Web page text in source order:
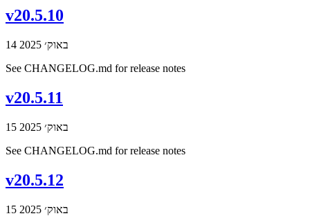
v20.5.10
14 באוק׳ 2025
See CHANGELOG.md for release notes
v20.5.11
15 באוק׳ 2025
See CHANGELOG.md for release notes
v20.5.12
15 באוק׳ 2025